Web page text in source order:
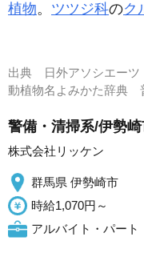
植物。 ツツジ科のク
出典
日外アソシエー
動植物名よみかた辞
警備・清掃系/伊勢
株式会社リッケン
群馬県 伊勢崎市
時給1,070円～
アルバイト・パート